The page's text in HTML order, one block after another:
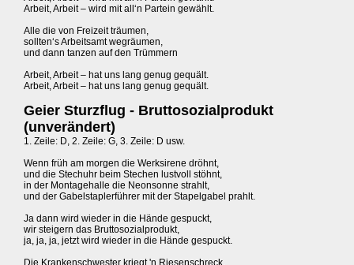
Arbeit, Arbeit – wird mit all‘n Partein gewählt.
Alle die von Freizeit träumen,
sollten‘s Arbeitsamt wegräumen,
und dann tanzen auf den Trümmern
Arbeit, Arbeit – hat uns lang genug gequält.
Arbeit, Arbeit – hat uns lang genug gequält.
Geier Sturzflug - Bruttosozialprodukt
(unverändert)
1. Zeile: D, 2. Zeile: G, 3. Zeile: D usw.
Wenn früh am morgen die Werksirene dröhnt,
und die Stechuhr beim Stechen lustvoll stöhnt,
in der Montagehalle die Neonsonne strahlt,
und der Gabelstaplerführer mit der Stapelgabel prahlt.
Ja dann wird wieder in die Hände gespuckt,
wir steigern das Bruttosozialprodukt,
ja, ja, ja, jetzt wird wieder in die Hände gespuckt.